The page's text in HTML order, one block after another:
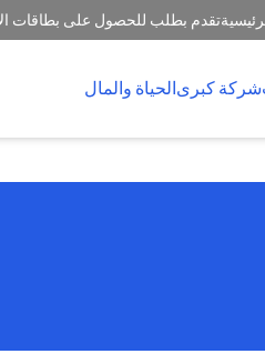
تقدم بطلب للحصول على بطاقات
شركة كبرىالحياة والمال